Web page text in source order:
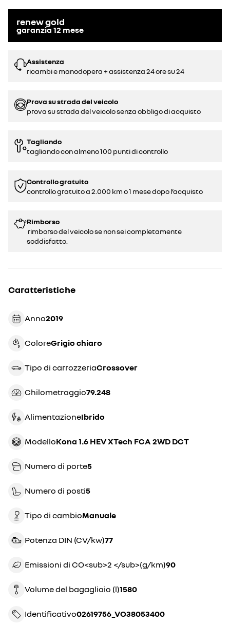
renew gold
garanzia 12 mese
Assistenza
ricambi e manodopera + assistenza 24 ore su 24
Prova su strada del veicolo
prova su strada del veicolo senza obbligo di acquisto
Tagliando
tagliando con almeno 100 punti di controllo
Controllo gratuito
controllo gratuito a 2.000 km o 1 mese dopo l’acquisto
Rimborso
rimborso del veicolo se non sei completamente
soddisfatto.
Caratteristiche
Anno 2019
Colore grigio chiaro
Tipo di carrozzeria crossover
Chilometraggio 79.248
Alimentazione Ibrido
Modello Kona 1.6 HEV XTech FCA 2WD DCT
Numero di porte5
Numero di posti5
Tipo di cambio manuale
Potenza DIN (CV/kw) 77
Emissioni di CO<sub>2 </sub>(g/km) 90
Volume del bagagliaio (l) 1580
Identificativo 02619756_VO38053400